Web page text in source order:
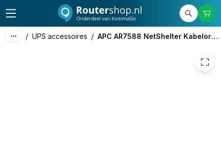
/ UPS accessoires / APC AR7588 NetShelter Kabelorganizer
325,29 excl. btw
393,60 incl. btw